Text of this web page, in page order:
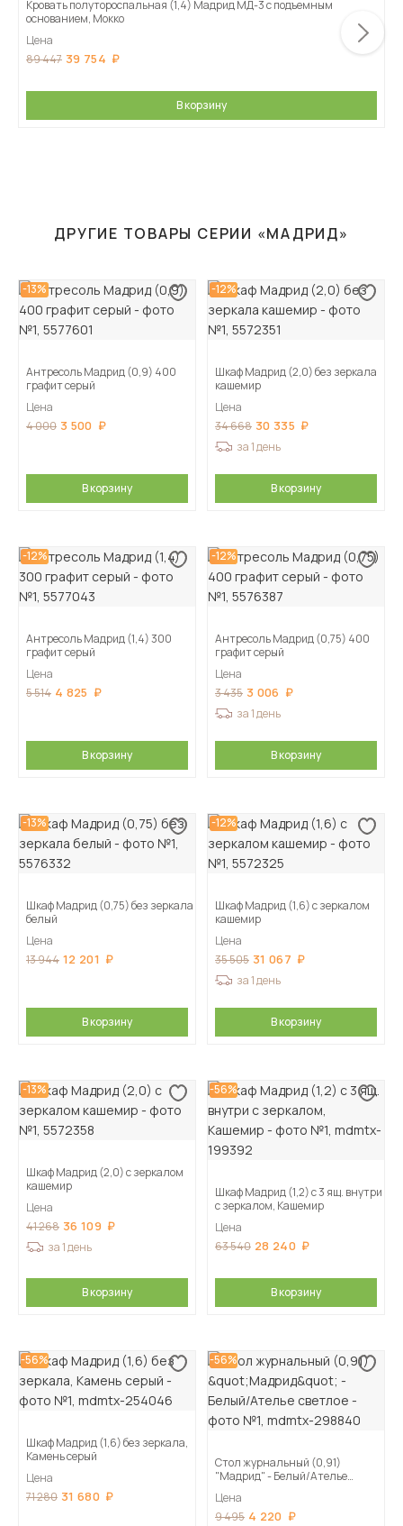
Кровать полутороспальная (1,4) Мадрид МД-3 с подъемным
основанием, Мокко
Цена
89 447 39 754
В корзину
ДРУГИЕ ТОВАРЫ СЕРИИ «МАДРИД»
-13%
Антресоль Мадрид (0,9) 400
графит серый
Цена
4 000 3 500
В корзину
-12%
Шкаф Мадрид (2,0) без зеркала
кашемир
Цена
34 668 30 335
за 1 день
В корзину
-12%
Антресоль Мадрид (1,4) 300
графит серый
Цена
5 514 4 825
В корзину
-12%
Антресоль Мадрид (0,75) 400
графит серый
Цена
3 435 3 006
за 1 день
В корзину
-13%
Шкаф Мадрид (0,75) без зеркала
белый
Цена
13 944 12 201
В корзину
-12%
Шкаф Мадрид (1,6) с зеркалом
кашемир
Цена
35 505 31 067
за 1 день
В корзину
-13%
Шкаф Мадрид (2,0) с зеркалом
кашемир
Цена
41 268 36 109
за 1 день
В корзину
-56%
Шкаф Мадрид (1,2) с 3 ящ. внутри
с зеркалом, Кашемир
Цена
63 540 28 240
В корзину
-56%
Шкаф Мадрид (1,6) без зеркала,
Камень серый
Цена
71 280 31 680
-56%
Стол журнальный (0,91)
"Мадрид" - Белый/Ателье
Цена
9 495 4 220